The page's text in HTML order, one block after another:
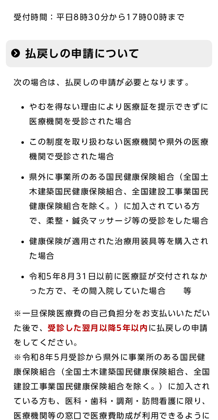
受付時間：平日8時30分から17時00時まで
払戻しの申請について
次の場合は、払戻しの申請が必要となります。
やむを得ない理由により医療証を提示できずに
医療機関を受診された場合
この制度を取り扱わない医療機関や県外の医療
機関で受診された場合
県外に事業所のある国民健康保険組合（全国土
木建築国民健康保険組合、全国建設工事業国民
健康保険組合を除く。）に加入されている方
で、柔整・鍼灸マッサージ等の受診をした場合
健康保険が適用された治療用装具等を購入され
た場合
令和5年8月31日以前に医療証が交付されなか
った方で、その間入院していた場合 等
※一旦保険医療費の自己負担分をお支払いいただい
た後で、受診した翌月以降5年以内 に払戻しの申請
をしてください。
※令和8年5月受診から県外に事業所のある国民健
康保険組合（全国土木建築国民健康保険組合、全国
建設工事業国民健康保険組合を除く。）に加入され
ている方も、医科・歯科・調剤・訪問看護に限り、
医療機関等の窓口で医療費助成が利用できるように